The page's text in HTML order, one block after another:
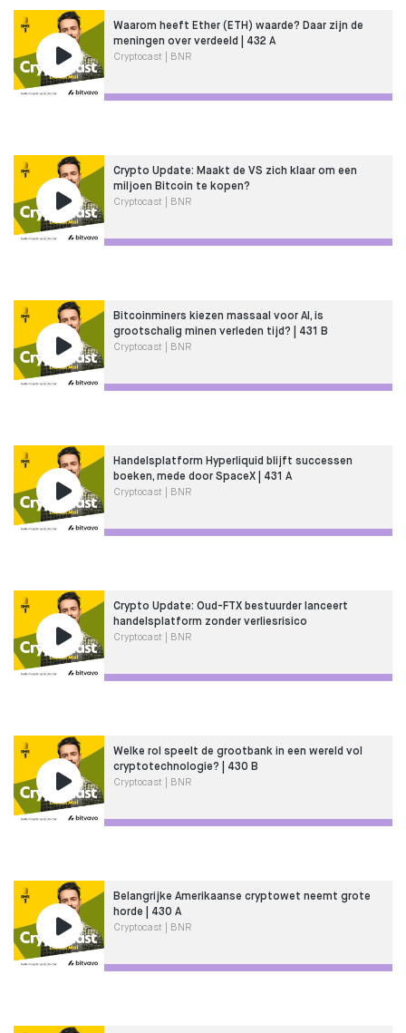
Waarom heeft Ether (ETH) waarde? Daar zijn de
meningen over verdeeld | 432 A
Cryptocast | BNR
Crypto Update: Maakt de VS zich klaar om een
miljoen Bitcoin te kopen?
Cryptocast | BNR
Bitcoinminers kiezen massaal voor AI, is
grootschalig minen verleden tijd? | 431 B
Cryptocast | BNR
Handelsplatform Hyperliquid blijft successen
boeken, mede door SpaceX | 431 A
Cryptocast | BNR
Crypto Update: Oud-FTX bestuurder lanceert
handelsplatform zonder verliesrisico
Cryptocast | BNR
Welke rol speelt de grootbank in een wereld vol
cryptotechnologie? | 430 B
Cryptocast | BNR
Belangrijke Amerikaanse cryptowet neemt grote
horde | 430 A
Cryptocast | BNR